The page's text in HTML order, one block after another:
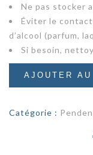
Ne pas stocker
Éviter le contact
d’alcool (parfum,
Si besoin,
AJOUTER
Catégorie :